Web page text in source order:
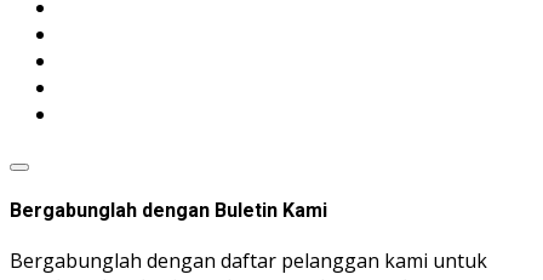
Bergabunglah dengan Buletin Kami
Bergabunglah dengan daftar pelanggan kami untuk